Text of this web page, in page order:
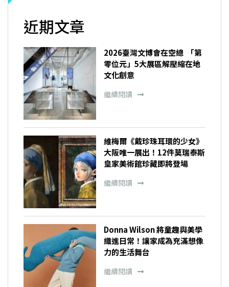
近期文章
2026臺灣文博會在空總 「第
零位元」5大展區解壓縮在地
文化創意
繼續閱讀
維梅爾《戴珍珠耳環的少女》
大阪唯一展出！12件莫瑞泰斯
皇家美術館珍藏即將登場
繼續閱讀
Donna Wilson 將童趣與美學
織進日常！讓家成為充滿想像
力的生活舞台
繼續閱讀